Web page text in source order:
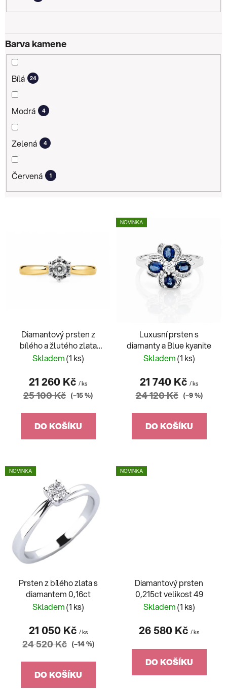
Barva kamene
Bílá 24
Modrá 4
Zelená 4
Červená 1
Diamantový prsten z
bílého a žlutého zlata
gravírovaný
Skladem(1 ks)
21 260 Kč / ks
25 100 Kč (–15 %)
DO KOŠÍKU
NOVINKA
Luxusní prsten s
diamanty a Blue kyanite
Skladem(1 ks)
21 740 Kč / ks
24 120 Kč (–9 %)
DO KOŠÍKU
NOVINKA
Prsten z bílého zlata s
diamantem 0,16ct
Skladem(1 ks)
21 050 Kč / ks
24 520 Kč (–14 %)
DO KOŠÍKU
NOVINKA
Diamantový prsten
0,215ct velikost 49
Skladem(1 ks)
26 580 Kč / ks
DO KOŠÍKU